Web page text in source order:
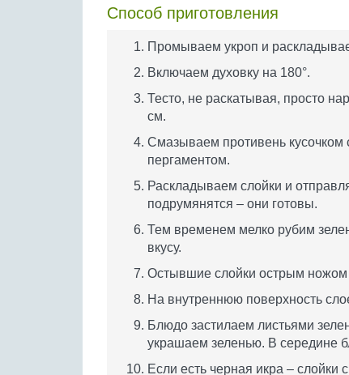
Способ приготовления
Промываем укроп и
Включаем духовку на 180°.
Тесто, не раскатывая, просто
см.
Смазываем противень кусочком
пергаментом.
Раскладываем слойки и
подрумянятся – они готовы.
Тем временем мелко рубим
вкусу.
Остывшие слойки острым ножом
На внутреннюю поверхность
Блюдо застилаем листьями
украшаем зеленью. В середине
Если есть черная икра – слойки